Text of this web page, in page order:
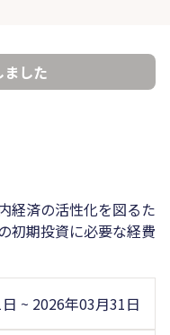
した
経済の活性化を図るた
初期投資に必要な経費
~ 2026年03月31日